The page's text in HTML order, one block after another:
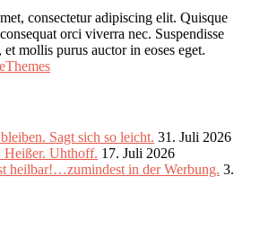
consectetur adipiscing elit. Quisque
orci viverra nec. Suspendisse
et mollis purus auctor in eoses eget.
Sagt sich so leicht. 31. Juli 2026
Heißer. Uhthoff. 17. Juli 2026
heilbar!…zumindest in der Werbung. 3.